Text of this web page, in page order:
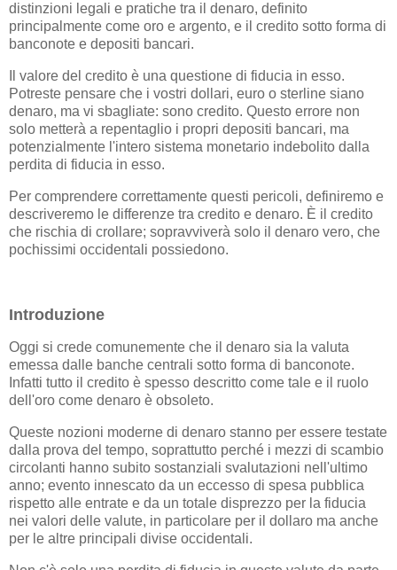
distinzioni legali e pratiche tra il denaro, definito
principalmente come oro e argento, e il credito sotto forma di
banconote e depositi bancari.
Il valore del credito è una questione di fiducia in esso.
Potreste pensare che i vostri dollari, euro o sterline siano
denaro, ma vi sbagliate: sono credito. Questo errore non
solo metterà a repentaglio i propri depositi bancari, ma
potenzialmente l'intero sistema monetario indebolito dalla
perdita di fiducia in esso.
Per comprendere correttamente questi pericoli, definiremo e
descriveremo le differenze tra credito e denaro. È il credito
che rischia di crollare; sopravviverà solo il denaro vero, che
pochissimi occidentali possiedono.
Introduzione
Oggi si crede comunemente che il denaro sia la valuta
emessa dalle banche centrali sotto forma di banconote.
Infatti tutto il credito è spesso descritto come tale e il ruolo
dell'oro come denaro è obsoleto.
Queste nozioni moderne di denaro stanno per essere testate
dalla prova del tempo, soprattutto perché i mezzi di scambio
circolanti hanno subito sostanziali svalutazioni nell'ultimo
anno; evento innescato da un eccesso di spesa pubblica
rispetto alle entrate e da un totale disprezzo per la fiducia
nei valori delle valute, in particolare per il dollaro ma anche
per le altre principali divise occidentali.